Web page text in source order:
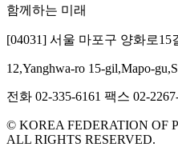
함께하는 미래
[04031] 서울 마포구 양화로
12,Yanghwa-ro 15-gil,Mapo-
전화 02-335-6161 팩스 02-
© KOREA FEDERATION OF
ALL RIGHTS RESERVED.